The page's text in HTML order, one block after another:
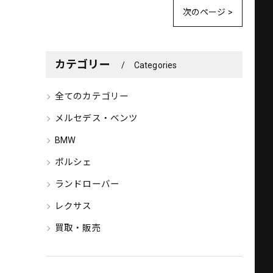
次のページ >
カテゴリー Categories
全てのカテゴリー
メルセデス・ベンツ
BMW
ポルシェ
ランドローバー
レクサス
買取・販売